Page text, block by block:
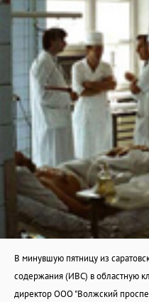
В минувшую пятницу из
содержания (ИВС) в областную
директор ООО "Волжский